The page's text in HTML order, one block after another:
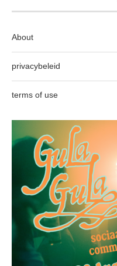
About
privacybeleid
terms of use